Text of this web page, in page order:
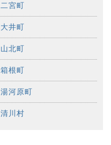
二宮町
大井町
山北町
箱根町
湯河原町
清川村